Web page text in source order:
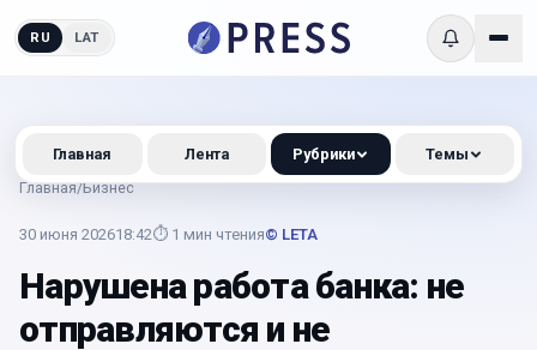
RU LAT
Главная/Бизнес
30 июня 202618:42⏱ 1 мин чтения© LETA
Нарушена работа банка: не
отправляются и не
Главная Лента Рубрики Темы